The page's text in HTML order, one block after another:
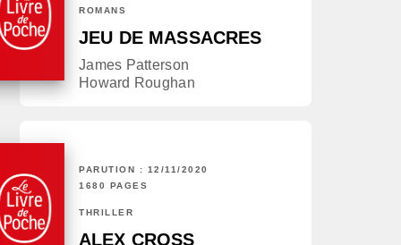
ROMANS
JEU DE MASSACRES
James Patterson
Howard Roughan
PARUTION : 12/11/2020
1680 PAGES
THRILLER
ALEX CROSS